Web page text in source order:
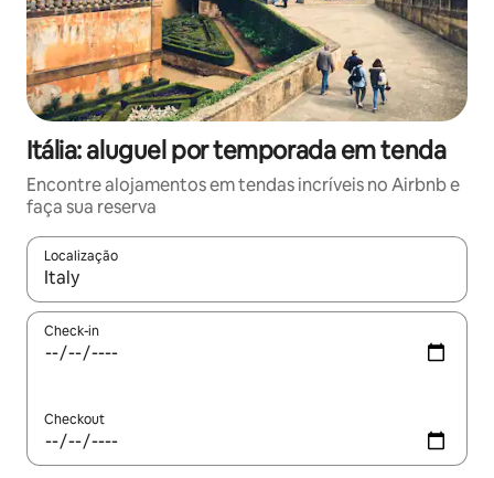
Itália: aluguel por temporada em tenda
Encontre alojamentos em tendas incríveis no Airbnb e
faça sua reserva
Localização
Quando os resultados estiverem disponíveis, explore-os
Check-in
Checkout